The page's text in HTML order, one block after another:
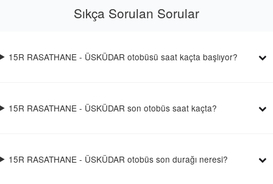
Sıkça Sorulan Sorular
15R RASATHANE - ÜSKÜDAR otobüsü saat kaçta başlıyor?
15R RASATHANE - ÜSKÜDAR son otobüs saat kaçta?
15R RASATHANE - ÜSKÜDAR otobüs son durağı neresi?